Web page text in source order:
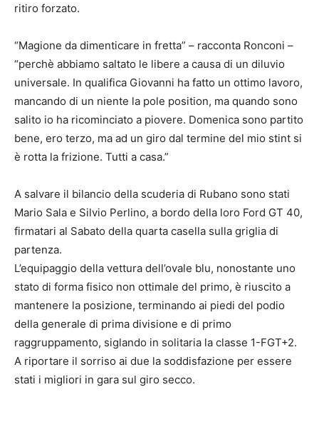
ritiro forzato.
“Magione da dimenticare in fretta” – racconta Ronconi –
“perchè abbiamo saltato le libere a causa di un diluvio
universale. In qualifica Giovanni ha fatto un ottimo lavoro,
mancando di un niente la pole position, ma quando sono
salito io ha ricominciato a piovere. Domenica sono partito
bene, ero terzo, ma ad un giro dal termine del mio stint si
è rotta la frizione. Tutti a casa.”
A salvare il bilancio della scuderia di Rubano sono stati
Mario Sala e Silvio Perlino, a bordo della loro Ford GT 40,
firmatari al Sabato della quarta casella sulla griglia di
partenza.
L’equipaggio della vettura dell’ovale blu, nonostante uno
stato di forma fisico non ottimale del primo, è riuscito a
mantenere la posizione, terminando ai piedi del podio
della generale di prima divisione e di primo
raggruppamento, siglando in solitaria la classe 1-FGT+2.
A riportare il sorriso ai due la soddisfazione per essere
stati i migliori in gara sul giro secco.